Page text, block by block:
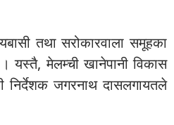
तथा सरोकारवाला समूहका
यस्तै, मेलम्ची खानेपानी विकास
निर्देशक जगरनाथ दासलगायतले